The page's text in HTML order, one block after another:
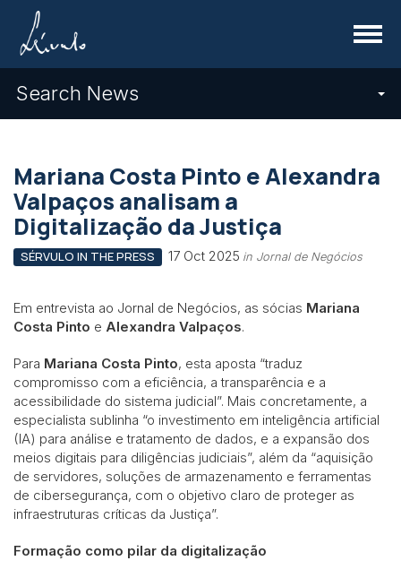
Menu
Search News
Mariana Costa Pinto e Alexandra
Valpaços analisam a
Digitalização da Justiça
SÉRVULO IN THE PRESS 17 Oct 2025 in Jornal de Negócios
Em entrevista ao Jornal de Negócios, as sócias Mariana
Costa Pinto e Alexandra Valpaços.
Para Mariana Costa Pinto, esta aposta “traduz
compromisso com a eficiência, a transparência e a
acessibilidade do sistema judicial”. Mais concretamente, a
especialista sublinha “o investimento em inteligência artificial
(IA) para análise e tratamento de dados, e a expansão dos
meios digitais para diligências judiciais”, além da “aquisição
de servidores, soluções de armazenamento e ferramentas
de cibersegurança, com o objetivo claro de proteger as
infraestruturas críticas da Justiça”.
Formação como pilar da digitalização